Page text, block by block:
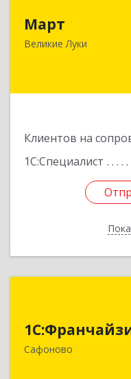
Март
Великие Луки
Клиентов на
1С:Специалист
Сафоново
215500,
Сафоново г,